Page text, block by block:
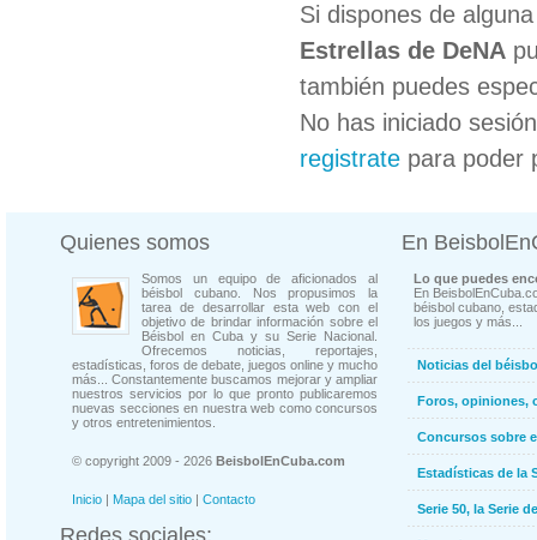
Si dispones de
Estrellas de DeNA
también puedes
No has iniciado
registrate para poder
Quienes somos
Somos un equipo de aficionados al
béisbol cubano. Nos propusimos la
tarea de desarrollar esta web con el
objetivo de brindar información sobre el
Béisbol en Cuba y su Serie Nacional.
Ofrecemos noticias, reportajes,
estadísticas, foros de debate, juegos online y mucho
más... Constantemente buscamos mejorar y ampliar
nuestros servicios por lo que pronto publicaremos
nuevas secciones en nuestra web como concursos
y otros entretenimientos.
© copyright 2009 - 2026 BeisbolEnCuba.com
Inicio | Mapa del sitio | Contacto
Redes sociales:
En
Lo que puedes
En
béisbol cubano,
los juegos y más...
Noticias del
Foros, opiniones,
Concursos sobre
Estadísticas de la
Serie 50, la Serie